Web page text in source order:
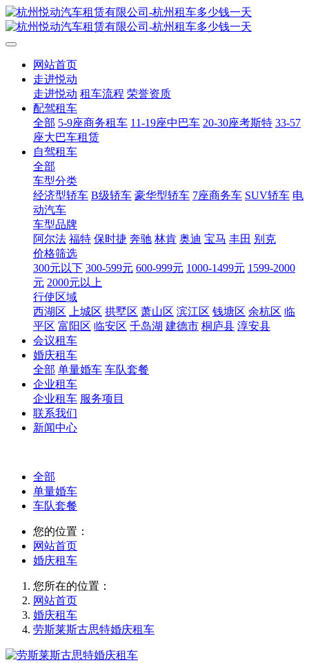
网站首页
走进悦动
走进悦动 租车流程 荣誉资质
配驾租车
全部 5-9座商务租车 11-19座中巴车 20-30座考斯特 33-57
座大巴车租赁
自驾租车
全部
车型分类
经济型轿车 B级轿车 豪华型轿车 7座商务车 SUV轿车 电
动汽车
车型品牌
阿尔法 福特 保时捷 奔驰 林肯 奥迪 宝马 丰田 别克
价格筛选
300元以下 300-599元 600-999元 1000-1499元 1599-2000
元 2000元以上
行使区域
西湖区
上城区 拱墅区 萧山区 滨江区 钱塘区 余杭区 临
平区 富阳区 临安区 千岛湖 建德市 桐庐县 淳安县
会议租车
婚庆租车
全部 单量婚车 车队套餐
企业租车
企业租车 服务项目
联系我们
新闻中心
全部
单量婚车
车队套餐
您的位置：
网站首页
婚庆租车
您所在的位置：
网站首页
婚庆租车
劳斯莱斯古思特婚庆租车